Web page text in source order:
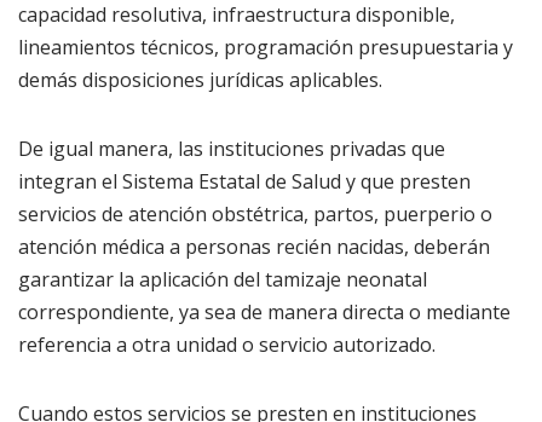
capacidad resolutiva, infraestructura disponible,
lineamientos técnicos, programación presupuestaria y
demás disposiciones jurídicas aplicables.
De igual manera, las instituciones privadas que
integran el Sistema Estatal de Salud y que presten
servicios de atención obstétrica, partos, puerperio o
atención médica a personas recién nacidas, deberán
garantizar la aplicación del tamizaje neonatal
correspondiente, ya sea de manera directa o mediante
referencia a otra unidad o servicio autorizado.
Cuando estos servicios se presten en instituciones